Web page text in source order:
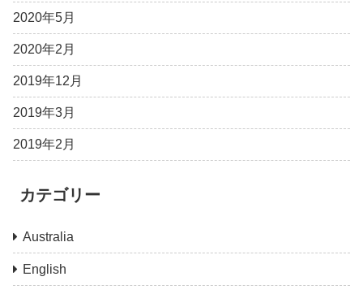
2020年5月
2020年2月
2019年12月
2019年3月
2019年2月
カテゴリー
Australia
English